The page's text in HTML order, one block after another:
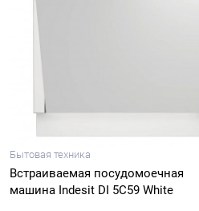
Бытовая техника
Встраиваемая посудомоечная
машина Indesit DI 5C59 White